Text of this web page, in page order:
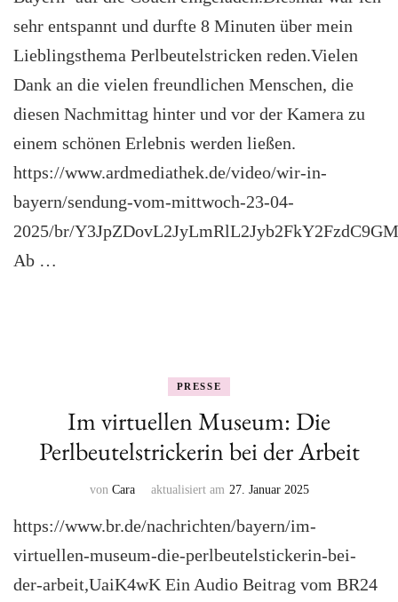
sehr entspannt und durfte 8 Minuten über mein
Lieblingsthema Perlbeutelstricken reden.Vielen
Dank an die vielen freundlichen Menschen, die
diesen Nachmittag hinter und vor der Kamera zu
einem schönen Erlebnis werden ließen.
https://www.ardmediathek.de/video/wir-in-
bayern/sendung-vom-mittwoch-23-04-
2025/br/
Ab …
PRESSE
Im virtuellen Museum: Die
Perlbeutelstrickerin bei der Arbeit
von Cara aktualisiert am 27. Januar 2025
https://www.br.de/nachrichten/bayern/im-
virtuellen-museum-die-perlbeutelstickerin-bei-
der-arbeit,UaiK4wK Ein Audio Beitrag vom BR24